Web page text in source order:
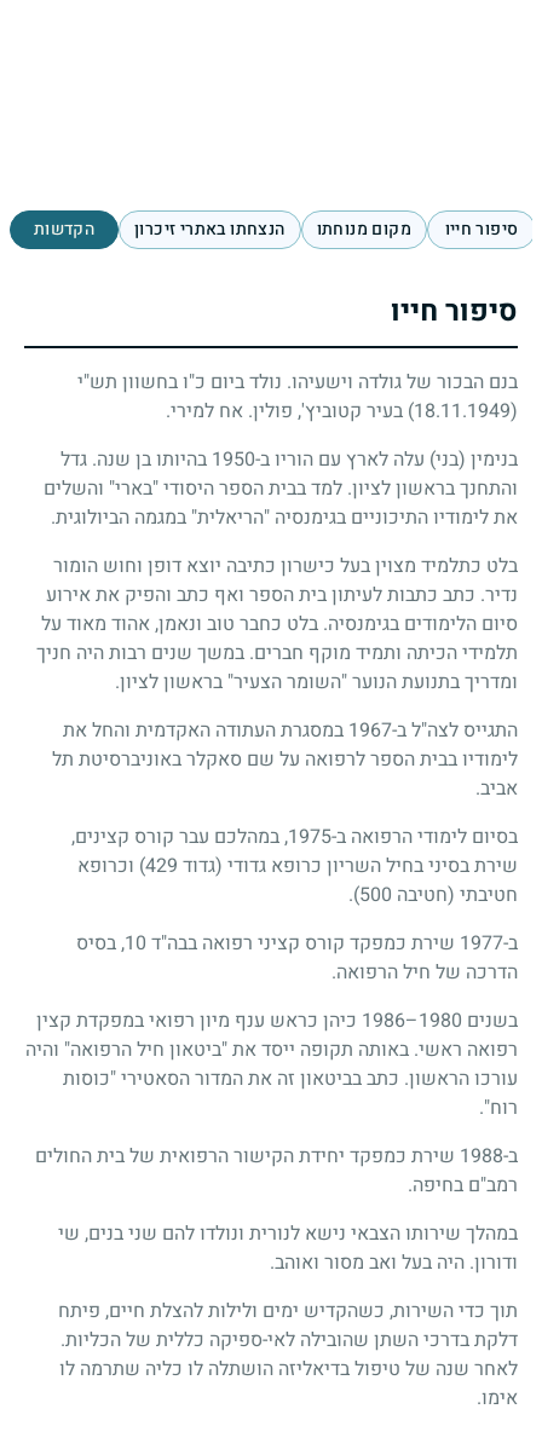
סיפור חייו מקום מנוחתו הנצחתו באתרי זיכרון הקדשות
סיפור חייו
בנם הבכור של גולדה וישעיהו. נולד ביום כ"ו בחשוון תש"י
(18.11.1949)
בעיר קטוביץ', פולין. אח למירי.
בנימין (בני) עלה לארץ עם הוריו ב-1950 בהיותו בן שנה. גדל
והתחנך בראשון לציון. למד בבית הספר היסודי "בארי" והשלים
את לימודיו התיכוניים בגימנסיה "הריאלית" במגמה הביולוגית.
בלט כתלמיד מצוין בעל כישרון כתיבה יוצא דופן וחוש הומור
נדיר. כתב כתבות לעיתון בית הספר ואף כתב והפיק את אירוע
סיום הלימודים בגימנסיה. בלט כחבר טוב ונאמן, אהוד מאוד על
תלמידי הכיתה ותמיד מוקף חברים. במשך שנים רבות היה חניך
ומדריך בתנועת הנוער "השומר הצעיר" בראשון לציון.
התגייס לצה"ל ב-1967 במסגרת העתודה האקדמית והחל את
לימודיו בבית הספר לרפואה על שם סאקלר באוניברסיטת תל
אביב.
בסיום לימודי הרפואה ב-1975, במהלכם עבר קורס קצינים,
שירת בסיני בחיל השריון כרופא גדודי (גדוד 429) וכרופא
חטיבתי (חטיבה 500).
ב-1977 שירת כמפקד קורס קציני רפואה בבה"ד 10, בסיס
הדרכה של חיל הרפואה.
בשנים 1980–1986 כיהן כראש ענף מיון רפואי במפקדת קצין
רפואה ראשי. באותה תקופה ייסד את "ביטאון חיל הרפואה" והיה
עורכו הראשון. כתב בביטאון זה את המדור הסאטירי "כוסות
רוח".
ב-1988 שירת כמפקד יחידת הקישור הרפואית של בית החולים
רמב"ם בחיפה.
במהלך שירותו הצבאי נישא לנורית ונולדו להם שני בנים, שי
ודורון. היה בעל ואב מסור ואוהב.
תוך כדי השירות, כשהקדיש ימים ולילות להצלת חיים, פיתח
דלקת בדרכי השתן שהובילה לאי-ספיקה כללית של הכליות.
לאחר שנה של טיפול בדיאליזה הושתלה לו כליה שתרמה לו
אימו.